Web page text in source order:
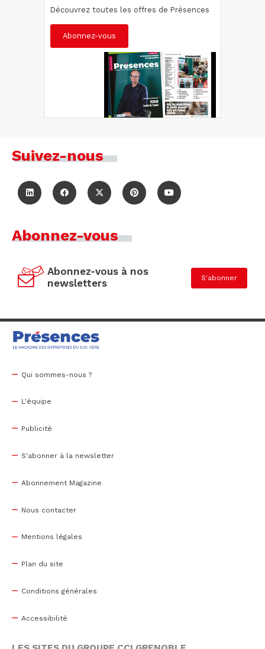
Découvrez toutes les offres de Présences
Abonnez-vous
Suivez-nous
Abonnez-vous
Abonnez-vous à nos
newsletters
S'abonner
Qui sommes-nous ?
L'équipe
Publicité
S'abonner à la newsletter
Abonnement Magazine
Nous contacter
Mentions légales
Plan du site
Conditions générales
Accessibilité